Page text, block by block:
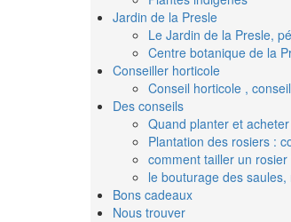
Jardin de la Presle
Le Jardin de la Presle,
Centre botanique de la
Conseiller horticole
Conseil horticole ,
Des conseils
Quand planter et
Plantation des rosiers :
comment tailler un rosier
le bouturage des
Bons cadeaux
Nous trouver